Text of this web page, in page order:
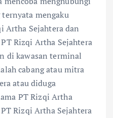
mengaku
Artha Sejahtera dan
Rizqi Artha Sejahtera
di kawasan terminal
cabang atau mitra
atau diduga
PT Rizqi Artha
Rizqi Artha Sejahtera